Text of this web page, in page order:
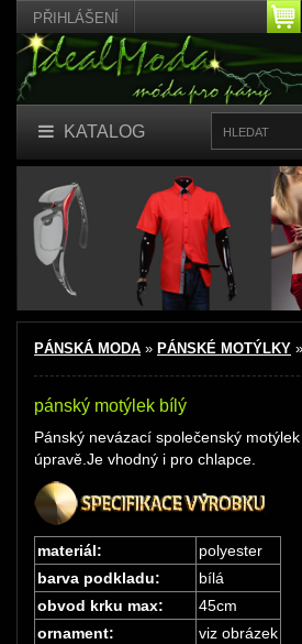
PŘIHLÁŠENÍ
KATALOG
PÁNSKÁ MODA » PÁNSKÉ MOTÝLKY »
pánský motýlek bílý
Pánský nevázací společenský motýlek
úpravě.Je vhodný i pro chlapce.
materiál:
polyester
barva podkladu:
bílá
obvod krku max:
45cm
ornament:
viz obrázek